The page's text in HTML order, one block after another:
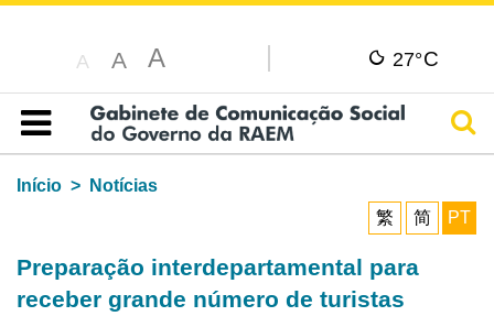
A A A 27°C
Índice
Início
Notícias
繁
简 PT
Preparação interdepartamental para
receber grande número de turistas